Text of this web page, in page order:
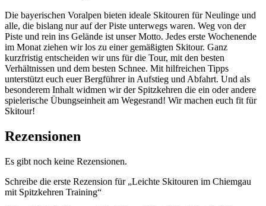
Die bayerischen Voralpen bieten ideale Skitouren für Neulinge und
alle, die bislang nur auf der Piste unterwegs waren. Weg von der
Piste und rein ins Gelände ist unser Motto. Jedes erste Wochenende
im Monat ziehen wir los zu einer gemäßigten Skitour. Ganz
kurzfristig entscheiden wir uns für die Tour, mit den besten
Verhältnissen und dem besten Schnee. Mit hilfreichen Tipps
unterstützt euch euer Bergführer in Aufstieg und Abfahrt. Und als
besonderem Inhalt widmen wir der Spitzkehren die ein oder andere
spielerische Übungseinheit am Wegesrand! Wir machen euch fit für
Skitour!
Rezensionen
Es gibt noch keine Rezensionen.
Schreibe die erste Rezension für „Leichte Skitouren im Chiemgau
mit Spitzkehren Training“